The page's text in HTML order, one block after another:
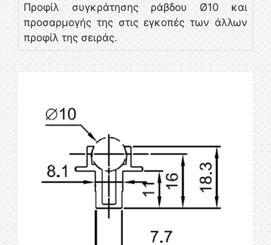
Προφίλ συγκράτησης ράβδου Ø10 και
προσαρμογής της στις εγκοπές των άλλων
προφίλ της σειράς.